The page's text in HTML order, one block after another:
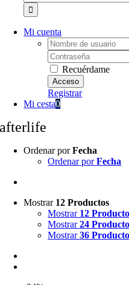
Mi cuenta
Username:
Password:
Recuérdame
Registrar
Mi cesta0
afterlife
Ordenar porFecha
Ordenar porFecha
Mostrar 12 Productos
Mostrar 12
Mostrar24
Mostrar36